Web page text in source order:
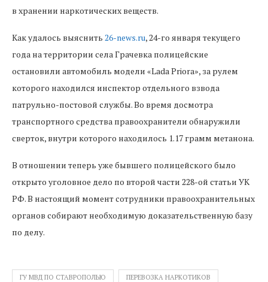
в хранении наркотических веществ.
Как удалось выяснить 26-news.ru, 24-го января текущего
года на территории села Грачевка полицейские
остановили автомобиль модели «Lada Priora», за рулем
которого находился инспектор отдельного взвода
патрульно-постовой службы. Во время досмотра
транспортного средства правоохранители обнаружили
сверток, внутри которого находилось 1.17 грамм метанона.
В отношении теперь уже бывшего полицейского было
открыто уголовное дело по второй части 228-ой статьи УК
РФ. В настоящий момент сотрудники правоохранительных
органов собирают необходимую доказательственную базу
по делу.
ГУ МВД ПО СТАВРОПОЛЬЮ ПЕРЕВОЗКА НАРКОТИКОВ